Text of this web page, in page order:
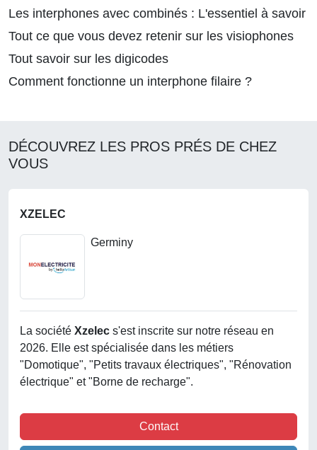
Les interphones avec combinés : L'essentiel à savoir
Tout ce que vous devez retenir sur les visiophones
Tout savoir sur les digicodes
Comment fonctionne un interphone filaire ?
DÉCOUVREZ LES PROS PRÉS DE CHEZ
VOUS
XZELEC
Germiny
La société Xzelec s'est inscrite sur notre réseau en
2026. Elle est spécialisée dans les métiers
"Domotique", "Petits travaux électriques", "Rénovation
électrique" et "Borne de recharge".
Contact